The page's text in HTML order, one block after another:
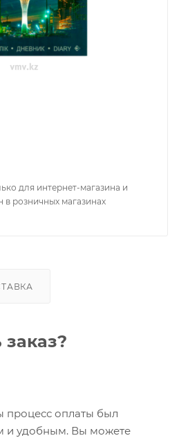
для интернет-магазина и
в розничных магазинах
процесс оплаты был
и удобным. Вы можете